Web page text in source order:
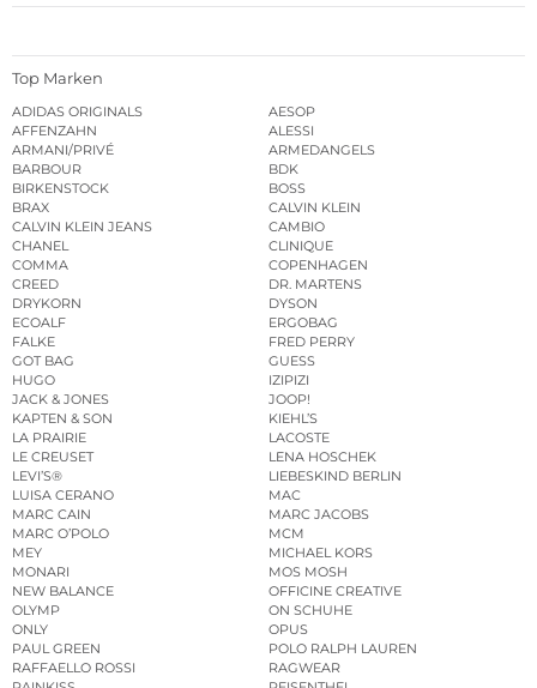
Top Marken
ADIDAS ORIGINALS
AESOP
AFFENZAHN
ALESSI
ARMANI/PRIVÉ
ARMEDANGELS
BARBOUR
BDK
BIRKENSTOCK
BOSS
BRAX
CALVIN KLEIN
CALVIN KLEIN JEANS
CAMBIO
CHANEL
CLINIQUE
COMMA
COPENHAGEN
CREED
DR. MARTENS
DRYKORN
DYSON
ECOALF
ERGOBAG
FALKE
FRED PERRY
GOT BAG
GUESS
HUGO
IZIPIZI
JACK & JONES
JOOP!
KAPTEN & SON
KIEHL’S
LA PRAIRIE
LACOSTE
LE CREUSET
LENA HOSCHEK
LEVI’S®
LIEBESKIND BERLIN
LUISA CERANO
MAC
MARC CAIN
MARC JACOBS
MARC O’POLO
MCM
MEY
MICHAEL KORS
MONARI
MOS MOSH
NEW BALANCE
OFFICINE CREATIVE
OLYMP
ON SCHUHE
ONLY
OPUS
PAUL GREEN
POLO RALPH LAUREN
RAFFAELLO ROSSI
RAGWEAR